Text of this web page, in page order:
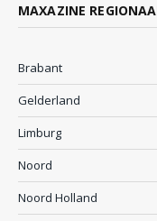
MAXAZINE
Brabant
Gelderland
Limburg
Noord
Noord Holland